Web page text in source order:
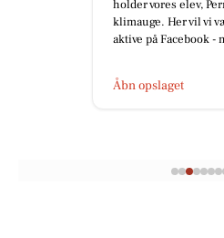
holder vores elev,
klimauge. Her vil vi
aktive på Facebook -
Åbn opslaget